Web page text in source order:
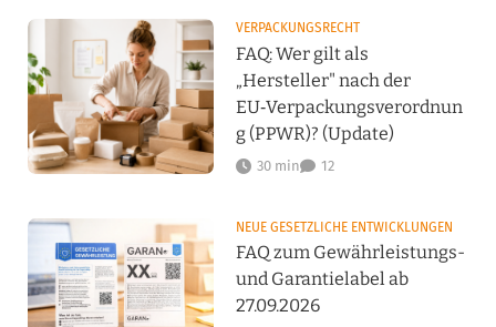
VERPACKUNGSRECHT
FAQ: Wer gilt als
„Hersteller" nach der
EU‑Verpackungsverordnun
g (PPWR)? (Update)
30 min 12
NEUE GESETZLICHE ENTWICKLUNGEN
FAQ zum Gewährleistungs-
und Garantielabel ab
27.09.2026